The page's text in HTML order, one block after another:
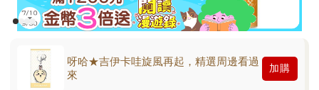
呀哈★吉伊卡哇旋風再起，精選周邊看過
來
加購